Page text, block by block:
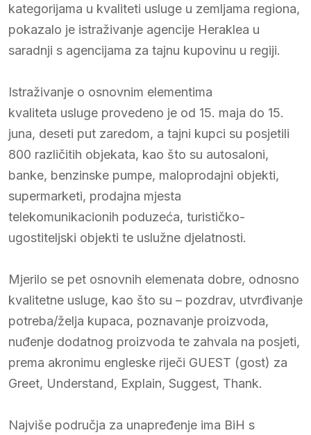
kategorijama u kvaliteti usluge u zemljama regiona,
pokazalo je istraživanje agencije Heraklea u
saradnji s agencijama za tajnu kupovinu u regiji.
Istraživanje o osnovnim elementima
kvaliteta usluge provedeno je od 15. maja do 15.
juna, deseti put zaredom, a tajni kupci su posjetili
800 različitih objekata, kao što su autosaloni,
banke, benzinske pumpe, maloprodajni objekti,
supermarketi, prodajna mjesta
telekomunikacionih poduzeća, turističko-
ugostiteljski objekti te uslužne djelatnosti.
Mjerilo se pet osnovnih elemenata dobre, odnosno
kvalitetne usluge, kao što su – pozdrav, utvrđivanje
potreba/želja kupaca, poznavanje proizvoda,
nuđenje dodatnog proizvoda te zahvala na posjeti,
prema akronimu engleske riječi GUEST (gost) za
Greet, Understand, Explain, Suggest, Thank.
Najviše područja za unapređenje ima BiH s